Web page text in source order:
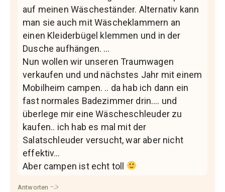
auf meinen Wäscheständer. Alternativ kann
man sie auch mit Wäscheklammern an
einen Kleiderbügel klemmen und in der
Dusche aufhängen. …
Nun wollen wir unseren Traumwagen
verkaufen und und nächstes Jahr mit einem
Mobilheim campen. .. da hab ich dann ein
fast normales Badezimmer drin…. und
überlege mir eine Wäscheschleuder zu
kaufen.. ich hab es mal mit der
Salatschleuder versucht, war aber nicht
effektiv…
Aber campen ist echt toll
Antworten